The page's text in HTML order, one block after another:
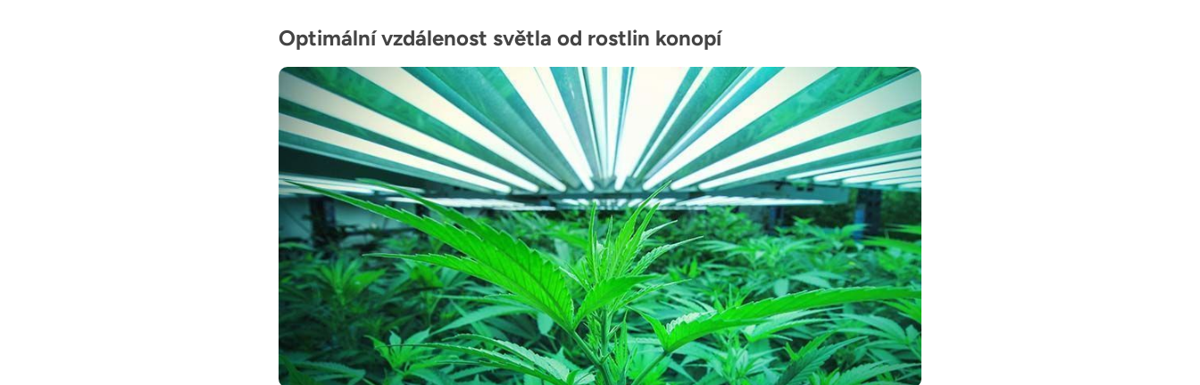
Optimální vzdálenost světla od rostlin konopí